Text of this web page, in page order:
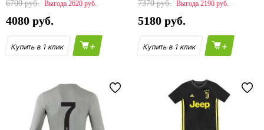
6700
2620
4080
+
7370
2190
5180
+